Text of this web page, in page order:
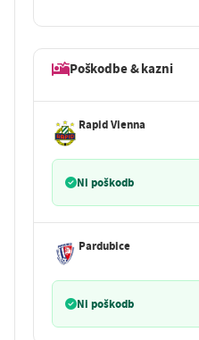
Poškodbe & kazni
Rapid Vienna
Ni poškodb
Pardubice
Ni poškodb